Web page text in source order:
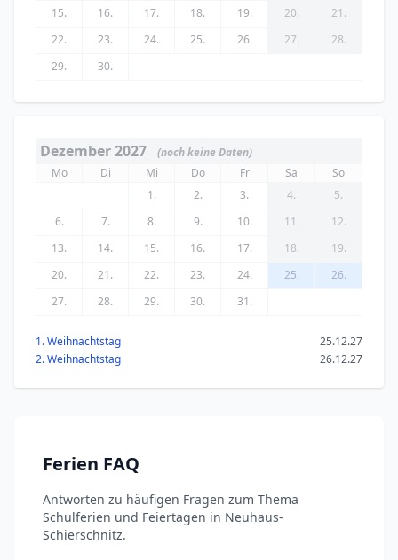
15.
16. 17. 18. 19. 20.
21.
22.
23. 24. 25. 26. 27.
28.
29.
30.
Dezember 2027
(noch keine Daten)
Mo
Di Mi Do Fr Sa
So
1.
2. 3. 4.
5.
6.
7. 8. 9. 10. 11.
12.
13.
14. 15. 16. 17. 18.
19.
20.
21. 22. 23. 24. 25.
26.
27.
28. 29. 30. 31.
1. Weihnachtstag
25.12.27
2. Weihnachtstag
26.12.27
Ferien FAQ
Antworten zu häufigen Fragen zum Thema
Schulferien und Feiertagen in Neuhaus-
Schierschnitz.